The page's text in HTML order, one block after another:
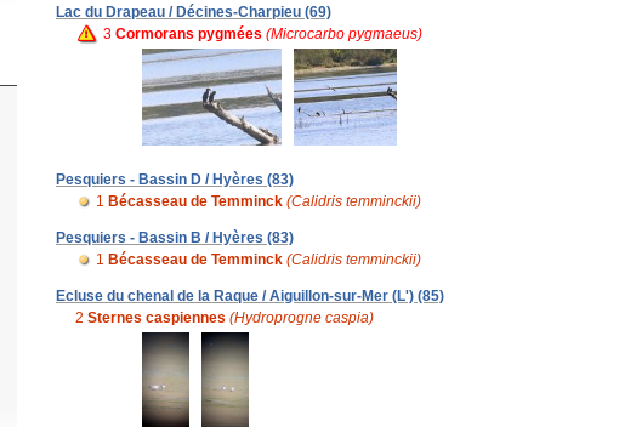
Lac du Drapeau / Décines-Charpieu (69)
3 Cormorans pygmées (Microcarbo pygmaeus)
Pesquiers - Bassin D / Hyères (83)
1 Bécasseau de Temminck (Calidris temminckii)
Pesquiers - Bassin B / Hyères (83)
1 Bécasseau de Temminck (Calidris temminckii)
Ecluse du chenal de la Raque / Aiguillon-sur-Mer (L') (85)
2 Sternes caspiennes (Hydroprogne caspia)